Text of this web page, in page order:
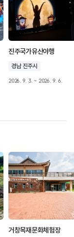
진주국가유산야행
경남 진주시
2026. 9. 3. ~ 2026. 9. 6.
거창목재문화체험장